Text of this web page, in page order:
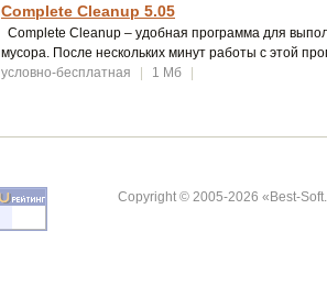
Complete Cleanup 5.05
Complete Cleanup – удобная программа для
мусора. После нескольких минут работы с этой
условно-бесплатная
| 1 Мб |
Copyright © 2005-2026 «Best-